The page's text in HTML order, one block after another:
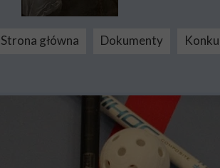
Strona główna Dokumenty